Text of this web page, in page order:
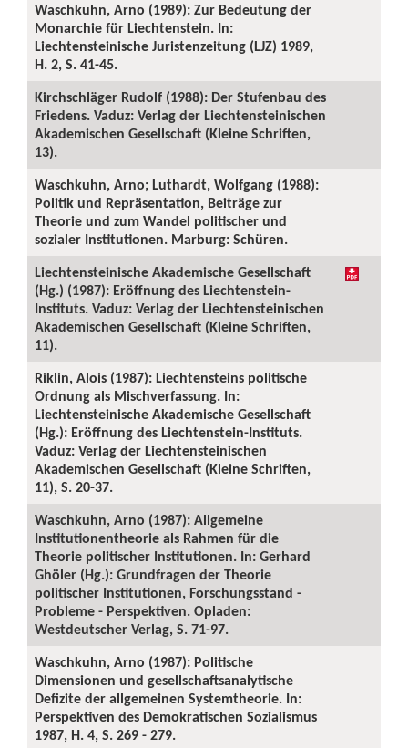
Waschkuhn, Arno (1989): Zur Bedeutung der
Monarchie für Liechtenstein. In:
Liechtensteinische Juristenzeitung (LJZ) 1989,
H. 2, S. 41-45.
Kirchschläger Rudolf (1988): Der Stufenbau des
Friedens. Vaduz: Verlag der Liechtensteinischen
Akademischen Gesellschaft (Kleine Schriften,
13).
Waschkuhn, Arno; Luthardt, Wolfgang (1988):
Politik und Repräsentation, Beiträge zur
Theorie und zum Wandel politischer und
sozialer Institutionen. Marburg: Schüren.
Liechtensteinische Akademische Gesellschaft
(Hg.) (1987): Eröffnung des Liechtenstein-
Instituts. Vaduz: Verlag der Liechtensteinischen
Akademischen Gesellschaft (Kleine Schriften,
11).
Riklin, Alois (1987): Liechtensteins politische
Ordnung als Mischverfassung. In:
Liechtensteinische Akademische Gesellschaft
(Hg.): Eröffnung des Liechtenstein-Instituts.
Vaduz: Verlag der Liechtensteinischen
Akademischen Gesellschaft (Kleine Schriften,
11), S. 20-37.
Waschkuhn, Arno (1987): Allgemeine
Institutionentheorie als Rahmen für die
Theorie politischer Institutionen. In: Gerhard
Ghöler (Hg.): Grundfragen der Theorie
politischer Institutionen, Forschungsstand -
Probleme - Perspektiven. Opladen:
Westdeutscher Verlag, S. 71-97.
Waschkuhn, Arno (1987): Politische
Dimensionen und gesellschaftsanalytische
Defizite der allgemeinen Systemtheorie. In:
Perspektiven des Demokratischen Sozialismus
1987, H. 4, S. 269 - 279.